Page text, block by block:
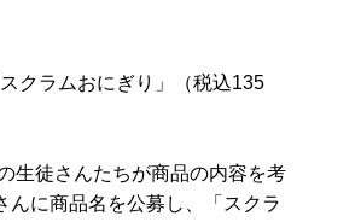
クラムおにぎり」（税込135
生徒さんたちが商品の内容を考
に商品名を公募し、「スクラ